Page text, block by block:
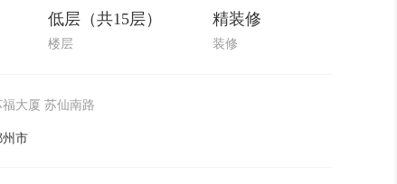
低层（共15层）
楼层
精装修
装修
福大厦 苏仙南路
州市